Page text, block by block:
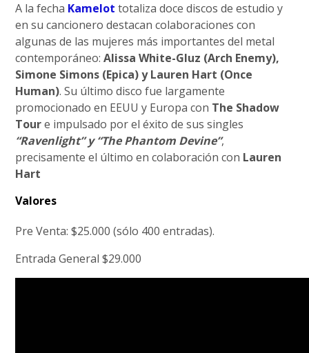
A la fecha Kamelot totaliza doce discos de estudio y
en su cancionero destacan colaboraciones con
algunas de las mujeres más importantes del metal
contemporáneo:Alissa White-Gluz (Arch Enemy),
Simone Simons (Epica) y Lauren Hart (Once
Human). Su último disco fue largamente
promocionado en EEUU y Europa con The Shadow
Toure impulsado por el éxito de sus singles
“Ravenlight” y “The Phantom Devine”,
precisamente el último en colaboración con Lauren
Hart
Valores
Pre Venta: $25.000 (sólo 400 entradas).
Entrada General $29.000